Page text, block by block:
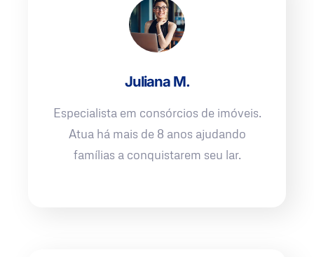
Juliana M.
Especialista em consórcios de imóveis.
Atua há mais de 8 anos ajudando
famílias a conquistarem seu lar.